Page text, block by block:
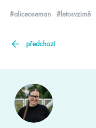
#aliceoseman #letosvzimě
předchozí